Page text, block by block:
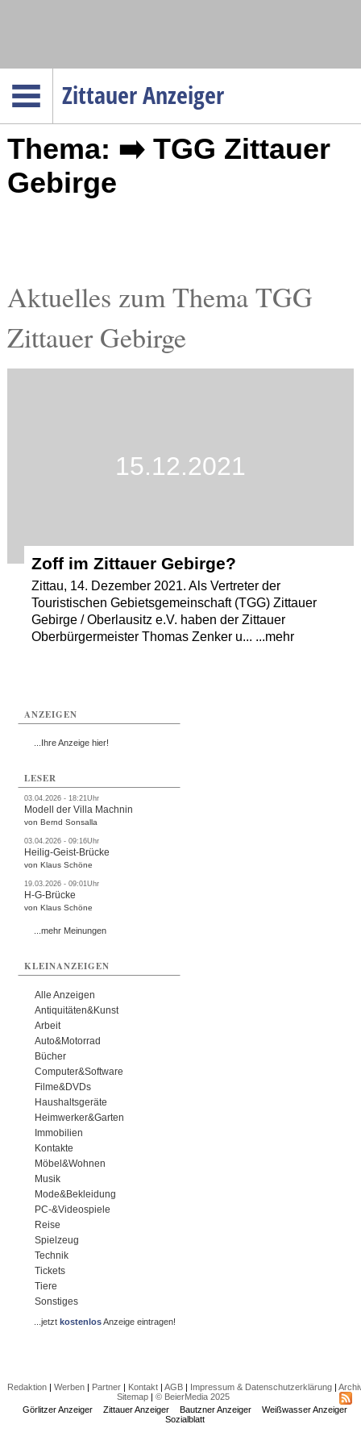
Zittauer Anzeiger
Menüpunkte
Startseite
Gesellschaft
Gesundheit
Kultur
Thema: ➡️ TGG Zittauer
Gebirge
Aktuelles zum Thema TGG
Zittauer Gebirge
15.12.2021
Zoff im Zittauer Gebirge?
Zittau, 14. Dezember 2021. Als Vertreter der
Touristischen Gebietsgemeinschaft (TGG) Zittauer
Gebirge / Oberlausitz e.V. haben der Zittauer
Oberbürgermeister Thomas Zenker u... ...mehr
ANZEIGEN
...Ihre Anzeige hier!
LESER
03.04.2026 - 18:21Uhr
Modell der Villa Machnin
von Bernd Sonsalla
03.04.2026 - 09:16Uhr
Heilig-Geist-Brücke
von Klaus Schöne
19.03.2026 - 09:01Uhr
H-G-Brücke
von Klaus Schöne
...mehr Meinungen
KLEINANZEIGEN
Alle Anzeigen
Antiquitäten&Kunst
Arbeit
Auto&Motorrad
Bücher
Computer&Software
Filme&DVDs
Haushaltsgeräte
Heimwerker&Garten
Immobilien
Kontakte
Möbel&Wohnen
Musik
Mode&Bekleidung
PC-&Videospiele
Reise
Spielzeug
Technik
Tickets
Tiere
Sonstiges
...jetztkostenlosAnzeige eintragen!
Redaktion| Werben| Partner| Kontakt| AGB| Impressum & Datenschutzerklärung|
Sitemap| © BeierMedia 2025
Görlitzer Anzeiger
Zittauer Anzeiger Bautzner Anzeiger
Weißwasser Anzeiger
Sozialblatt